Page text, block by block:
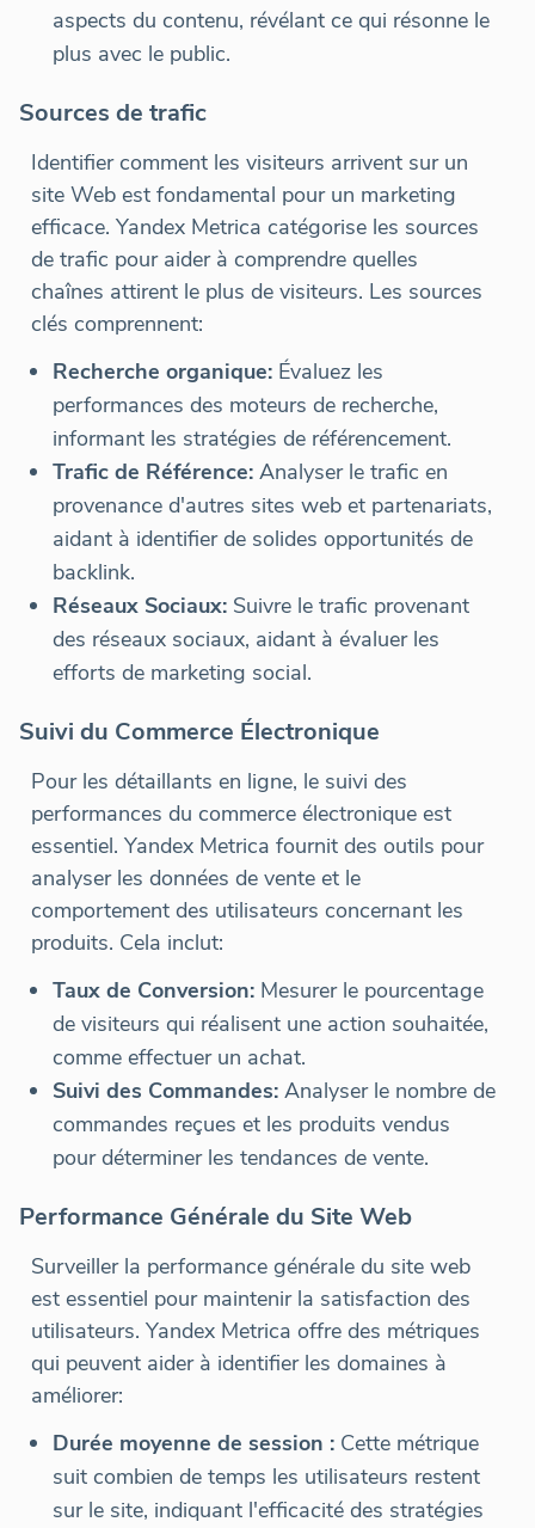
aspects du contenu, révélant ce qui résonne le
plus avec le public.
Sources de trafic
Identifier comment les visiteurs arrivent sur un
site Web est fondamental pour un marketing
efficace. Yandex Metrica catégorise les sources
de trafic pour aider à comprendre quelles
chaînes attirent le plus de visiteurs. Les sources
clés comprennent:
Recherche organique: Évaluez les
performances des moteurs de recherche,
informant les stratégies de référencement.
Trafic de Référence: Analyser le trafic en
provenance d'autres sites web et partenariats,
aidant à identifier de solides opportunités de
backlink.
Réseaux Sociaux: Suivre le trafic provenant
des réseaux sociaux, aidant à évaluer les
efforts de marketing social.
Suivi du Commerce Électronique
Pour les détaillants en ligne, le suivi des
performances du commerce électronique est
essentiel. Yandex Metrica fournit des outils pour
analyser les données de vente et le
comportement des utilisateurs concernant les
produits. Cela inclut:
Taux de Conversion: Mesurer le pourcentage
de visiteurs qui réalisent une action souhaitée,
comme effectuer un achat.
Suivi des Commandes: Analyser le nombre de
commandes reçues et les produits vendus
pour déterminer les tendances de vente.
Performance Générale du Site Web
Surveiller la performance générale du site web
est essentiel pour maintenir la satisfaction des
utilisateurs. Yandex Metrica offre des métriques
qui peuvent aider à identifier les domaines à
améliorer:
Durée moyenne de session : Cette métrique
suit combien de temps les utilisateurs restent
sur le site, indiquant l'efficacité des stratégies